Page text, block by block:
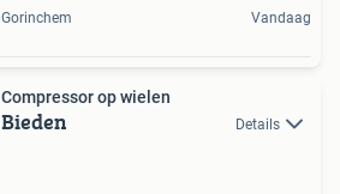
Gorinchem Vandaag
Compressor op wielen
Bieden Details